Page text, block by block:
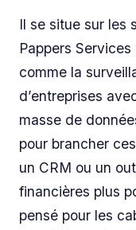
Il se situe sur les
Pappers
comme la
d’entreprises
masse de
pour brancher
un CRM ou un
financières plus
pensé pour les